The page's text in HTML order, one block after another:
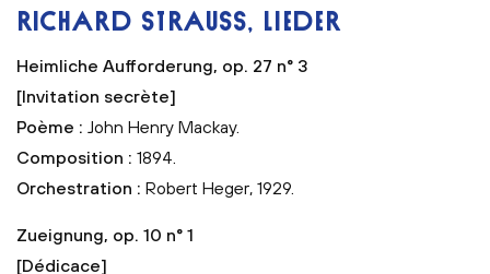
RICHARD STRAUSS, LIEDER
Heimliche Aufforderung, op. 27 n° 3
[Invitation secrète]
Poème : John Henry Mackay.
Composition : 1894.
Orchestration : Robert Heger, 1929.
Zueignung, op. 10 n° 1
[Dédicace]